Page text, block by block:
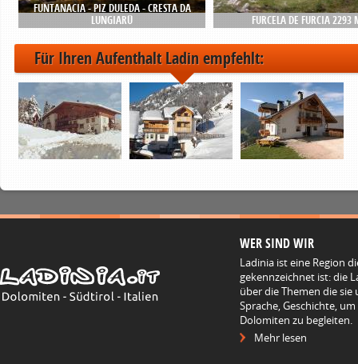
FUNTANACIA - PIZ DULEDA - CRESTA DA
LUNGIARÜ
FURCELA DE FURCIA 2293
Für Ihren Aufenthalt Ladin empfehlt:
WER SIND WIR
Ladinia ist eine Region
gekennzeichnet ist: die
über die Themen die
Sprache, Geschichte,
Dolomiten zu begleiten.
Mehr lesen